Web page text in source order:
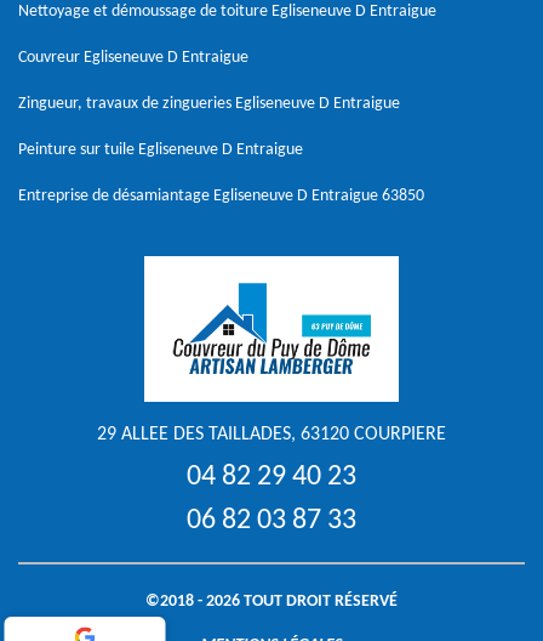
Nettoyage et démoussage de toiture Egliseneuve D Entraigue
Couvreur Egliseneuve D Entraigue
Zingueur, travaux de zingueries Egliseneuve D Entraigue
Peinture sur tuile Egliseneuve D Entraigue
Entreprise de désamiantage Egliseneuve D Entraigue 63850
29 ALLEE DES TAILLADES, 63120 COURPIERE
04 82 29 40 23
06 82 03 87 33
©2018 - 2026 TOUT DROIT RÉSERVÉ